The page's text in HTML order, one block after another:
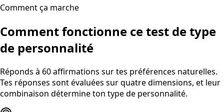
Comment ça marche
Comment fonctionne ce test de type
de personnalité
Réponds à 60 affirmations sur tes préférences naturelles.
Tes réponses sont évaluées sur quatre dimensions, et leur
combinaison détermine ton type de personnalité.